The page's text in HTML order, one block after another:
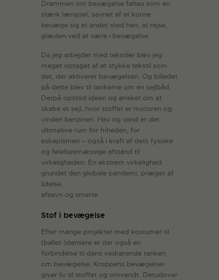
Drømmen om bevægelse føltes som en
stærk længsel; savnet af at kunne
bevæge sig et andet sted hen, at rejse,
glæden ved at være i bevægelse.
Da jeg arbejder med tekstiler blev jeg
meget optaget af et stykke tekstil som
det, der aktiverer bevægelsen. Og billedet
på dette blev til tankerne om en sejlbåd.
Derpå opstod ideen og ønsket om at
skabe et sejl, hvor stoffet er motoren og
vinden benzinen. Hav og vand er det
ultimative rum for friheden, for
eskapismen – også i kraft af dets fysiske
og følelsesmæssige afstand til
virkeligheden. En ekstrem virkelighed
grundet den globale pandemi, præget af
lidelse,
afsavn og smerte.
Stof i bevægelse
Efter mange projekter med kostumer til
(ballet-)dansere er der også en
forbindelse til dans vedrørende tanken
om bevægelse; Kroppens bevægelser
giver liv til stoffet og omvendt. Derudover